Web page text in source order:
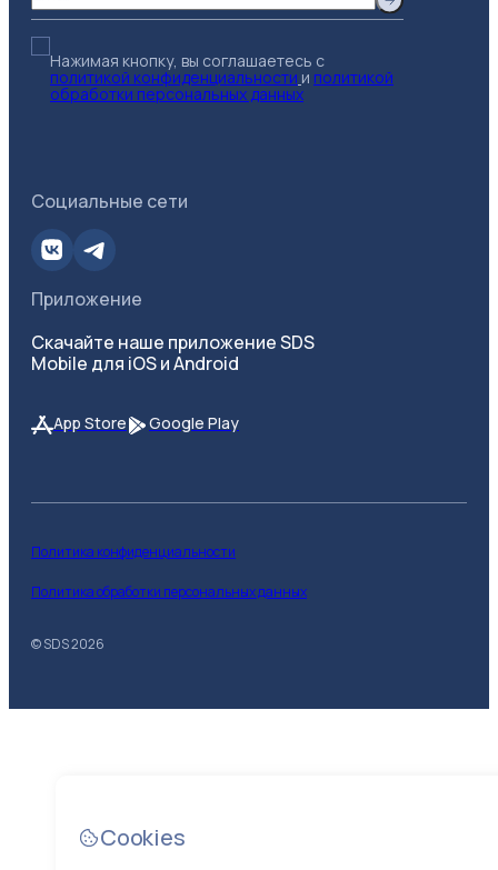
Нажимая кнопку, вы соглашаетесь с
политикой конфиденциальности и политикой
обработки персональных данных
Социальные сети
Приложение
Скачайте наше приложение SDS
Mobile для iOS и Android
App Store Google Play
© SDS2026
Политика конфиденциальности
Политика обработки персональных данных
Cookies